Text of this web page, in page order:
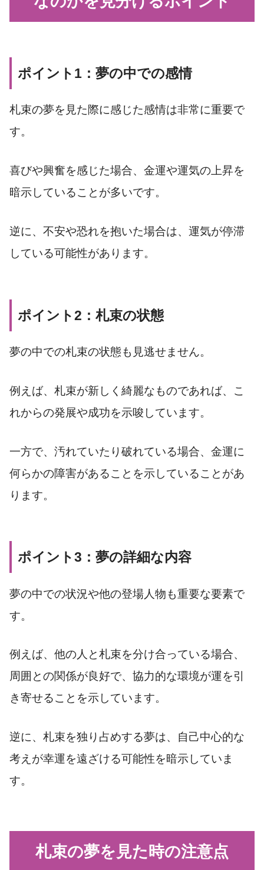
ポイント1：夢の中での感情
札束の夢を見た際に感じた感情は非常に重要で
す。
喜びや興奮を感じた場合、金運や運気の上昇を
暗示していることが多いです。
逆に、不安や恐れを抱いた場合は、運気が停滞
している可能性があります。
ポイント2：札束の状態
夢の中での札束の状態も見逃せません。
例えば、札束が新しく綺麗なものであれば、こ
れからの発展や成功を示唆しています。
一方で、汚れていたり破れている場合、金運に
何らかの障害があることを示していることがあ
ります。
ポイント3：夢の詳細な内容
夢の中での状況や他の登場人物も重要な要素で
す。
例えば、他の人と札束を分け合っている場合、
周囲との関係が良好で、協力的な環境が運を引
き寄せることを示しています。
逆に、札束を独り占めする夢は、自己中心的な
考えが幸運を遠ざける可能性を暗示していま
す。
札束の夢を見た時の注意点